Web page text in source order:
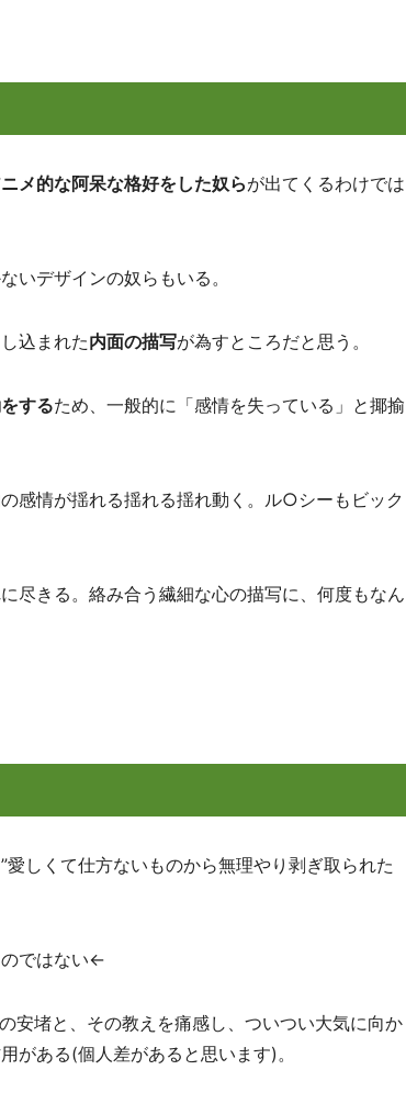
メ的な阿呆な格好をした奴らが出てくるわけでは
いデザインの奴らもいる。
込まれた内面の描写が為すところだと思う。
するため、一般的に「感情を失っている」と揶揄
感情が揺れる揺れる揺れ動く。ル○シーもビック
尽きる。絡み合う繊細な心の描写に、何度もなん
愛しくて仕方ないものから無理やり剥ぎ取られた
のではない←
安堵と、その教えを痛感し、ついつい大気に向か
がある(個人差があると思います)。